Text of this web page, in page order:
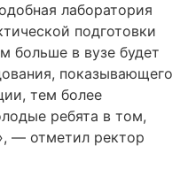
лаборатория
подготовки
больше в вузе будет
показывающего
тем более
ребята в том,
— отметил ректор